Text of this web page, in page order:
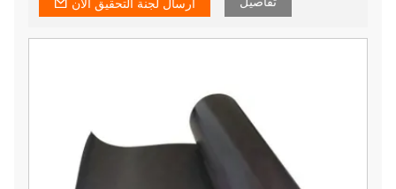
ارسال لجنة التحقيق الآن